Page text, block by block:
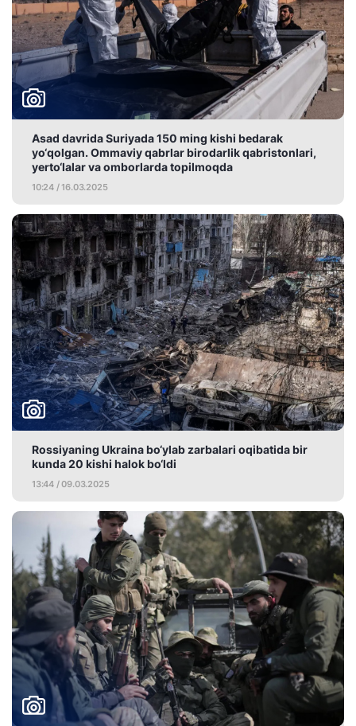
Asad davrida Suriyada 150 ming kishi bedarak
yo‘qolgan. Ommaviy qabrlar birodarlik qabristonlari,
yerto‘lalar va omborlarda topilmoqda
10:24 / 16.03.2025
Rossiyaning Ukraina bo‘ylab zarbalari oqibatida bir
kunda 20 kishi halok bo‘ldi
13:44 / 09.03.2025